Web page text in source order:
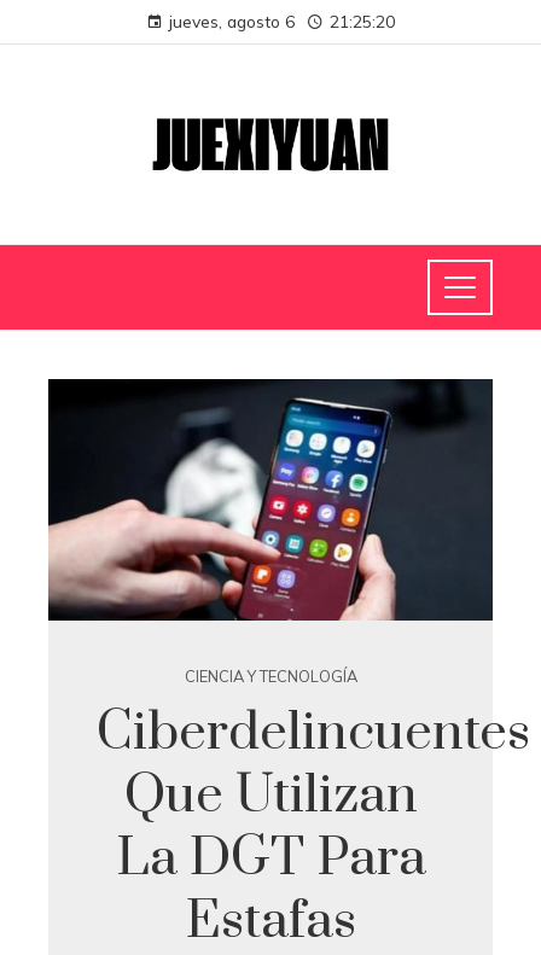
jueves, agosto 6 21:25:20
CIENCIA Y TECNOLOGÍA
Ciberdelincuentes
Que Utilizan
La DGT Para
Estafas